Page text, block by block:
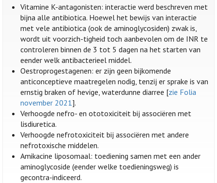
Vitamine K-antagonisten: interactie werd beschreven met
bijna alle antibiotica. Hoewel het bewijs van interactie
met vele antibiotica (ook de aminoglycosiden) zwak is,
wordt uit voorzich-tigheid toch aanbevolen om de INR te
controleren binnen de 3 tot 5 dagen na het starten van
eender welk antibacterieel middel.
Oestroprogestagenen: er zijn geen bijkomende
anticonceptieve maatregelen nodig, tenzij er sprake is van
ernstig braken of hevige, waterdunne diarree [zie Folia
november 2021].
Verhoogde nefro- en ototoxiciteit bij associëren met
lisdiuretica.
Verhoogde nefrotoxiciteit bij associëren met andere
nefrotoxische middelen.
Amikacine liposomaal: toediening samen met een ander
aminoglycoside (eender welke toedieningsweg) is
gecontra-indiceerd.